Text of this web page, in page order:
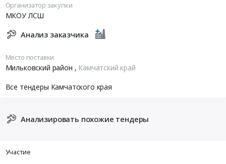
Организатор закупки
МКОУ ЛСШ
Анализ заказчика
Место поставки
Мильковский район , Камчатский край
Все тендеры Камчатского края
Анализировать похожие тендеры
Участие